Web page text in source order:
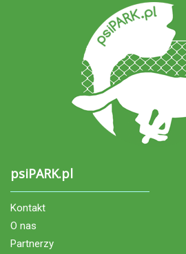
psiPARK.pl
Kontakt
O nas
Partnerzy